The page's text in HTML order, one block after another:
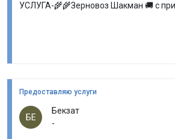
УСЛУГА-🌾🌾Зерновоз Шакман 🚚 с
Предоставляю услуги
БЕ
Бекзат
-